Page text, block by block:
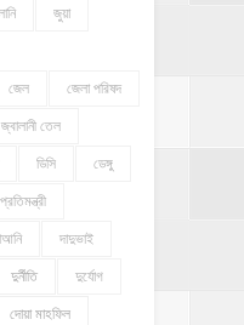
জুয়া
জেল জেলা পরিষদ
জ্বালানী তেল
ডিসি ডেঙ্গু
দাদুভাই
দুর্নীতি দুর্যোগ
দোয়া মাহফিল